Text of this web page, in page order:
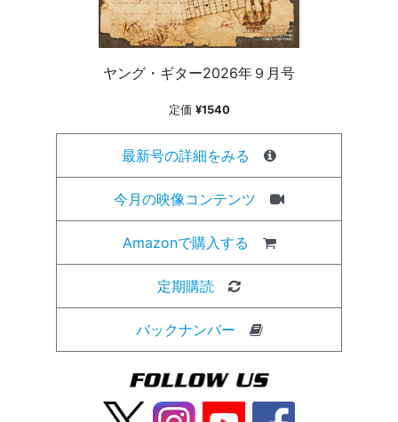
ヤング・ギター2026年９月号
定価 ¥1540
最新号の詳細をみる
今月の映像コンテンツ
Amazonで購入する
定期購読
バックナンバー